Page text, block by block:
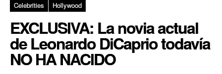
Celebrities Hollywood
EXCLUSIVA: La novia actual
de Leonardo DiCaprio todavía
NO HA NACIDO